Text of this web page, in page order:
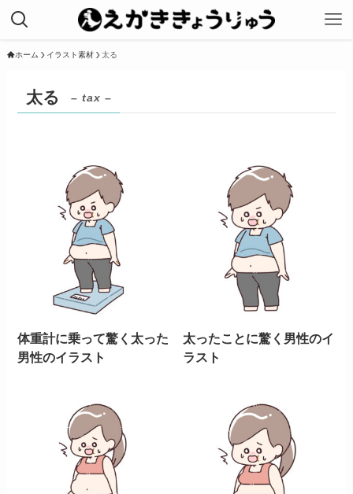
ホーム イラスト素材 太る
太る – tax –
体重計に乗って驚く太った
男性のイラスト
太ったことに驚く男性のイ
ラスト